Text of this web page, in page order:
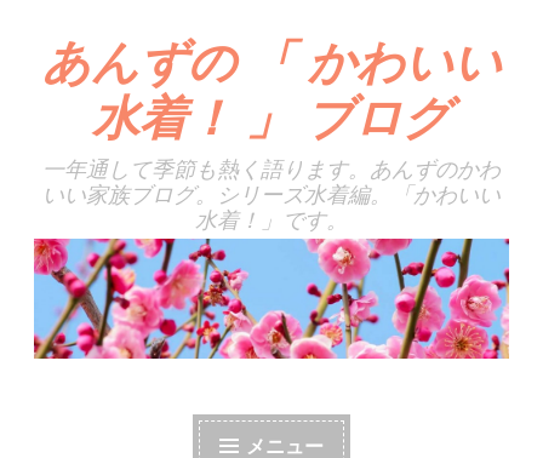
ン
ツ
へ
キ
あんずの 「 かわいい
水着！ 」 ブログ
一年通して季節も熱く語ります。あんずのかわ
いい家族ブログ。シリーズ水着編。「かわいい
水着！」です。
メニュー